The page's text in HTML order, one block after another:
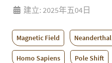
建立: 2025年五04日
Magnetic Field Neanderthal
Homo Sapiens Pole Shift